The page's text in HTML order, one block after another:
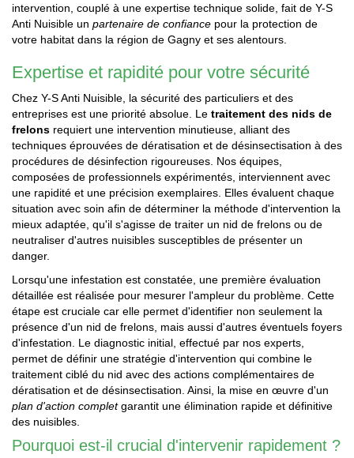
intervention, couplé à une expertise technique solide, fait de Y-S
Anti Nuisible un partenaire de confiance pour la protection de
votre habitat dans la région de Gagny et ses alentours.
Expertise et rapidité pour votre sécurité
Chez Y-S Anti Nuisible, la sécurité des particuliers et des
entreprises est une priorité absolue. Le traitement des nids de
frelons requiert une intervention minutieuse, alliant des
techniques éprouvées de dératisation et de désinsectisation à des
procédures de désinfection rigoureuses. Nos équipes,
composées de professionnels expérimentés, interviennent avec
une rapidité et une précision exemplaires. Elles évaluent chaque
situation avec soin afin de déterminer la méthode d'intervention la
mieux adaptée, qu'il s'agisse de traiter un nid de frelons ou de
neutraliser d'autres nuisibles susceptibles de présenter un
danger.
Lorsqu'une infestation est constatée, une première évaluation
détaillée est réalisée pour mesurer l'ampleur du problème. Cette
étape est cruciale car elle permet d'identifier non seulement la
présence d'un nid de frelons, mais aussi d'autres éventuels foyers
d'infestation. Le diagnostic initial, effectué par nos experts,
permet de définir une stratégie d'intervention qui combine le
traitement ciblé du nid avec des actions complémentaires de
dératisation et de désinsectisation. Ainsi, la mise en œuvre d'un
plan d'action completgarantit une élimination rapide et définitive
des nuisibles.
Pourquoi est-il crucial d'intervenir rapidement ?